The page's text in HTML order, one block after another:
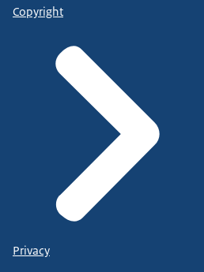
Copyright
Privacy